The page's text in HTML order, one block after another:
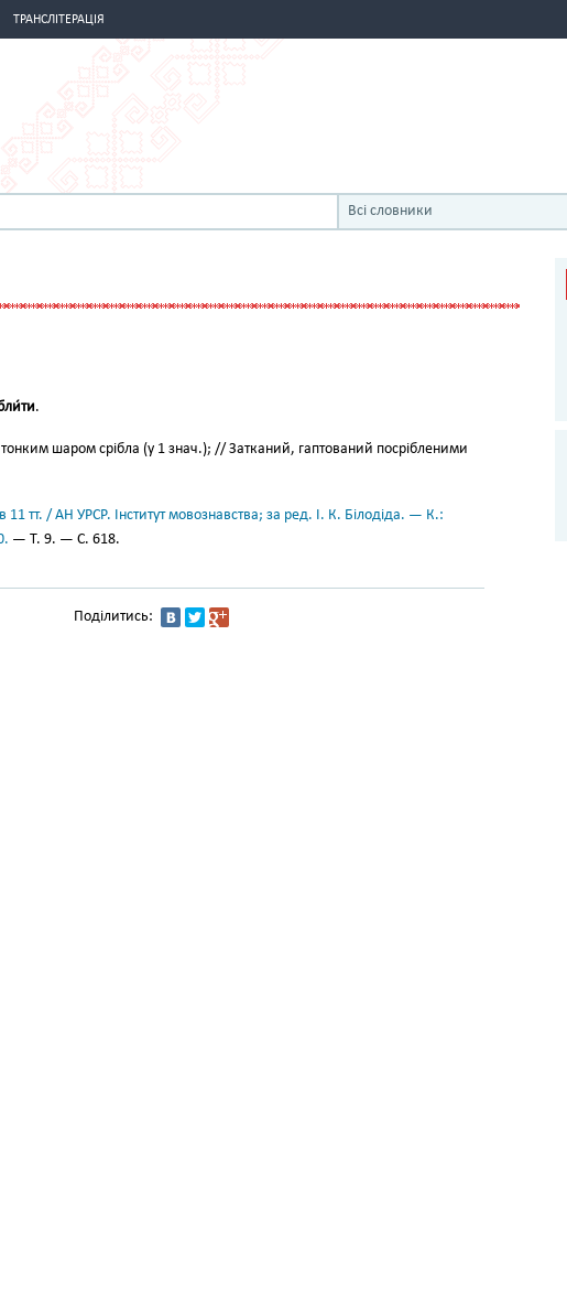
ТРАНСЛІТЕРАЦІЯ
Всі словники
.
шаром срібла (у 1 знач.); // Затканий, гаптований посрібленими
11 тт. / АН УРСР. Інститут мовознавства; за ред. І. К. Білодіда. — К.:
— Т. 9. — С. 618.
Поділитись: